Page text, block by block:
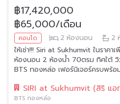
฿17,420,000
฿65,000/เดือน
คอนโด 2 ห้องนอน 2
ให้เช่า!!! Siri at Sukhumvit ในราค
ห้องนอน 2 ห้องน้ำ 70ตรม ทิศใต้
BTS ทองหล่อ เฟอร์นิเจอร์ครบพร้อ
SIRI at Sukhumvit (สิริ แ
BTS ทองหล่อ